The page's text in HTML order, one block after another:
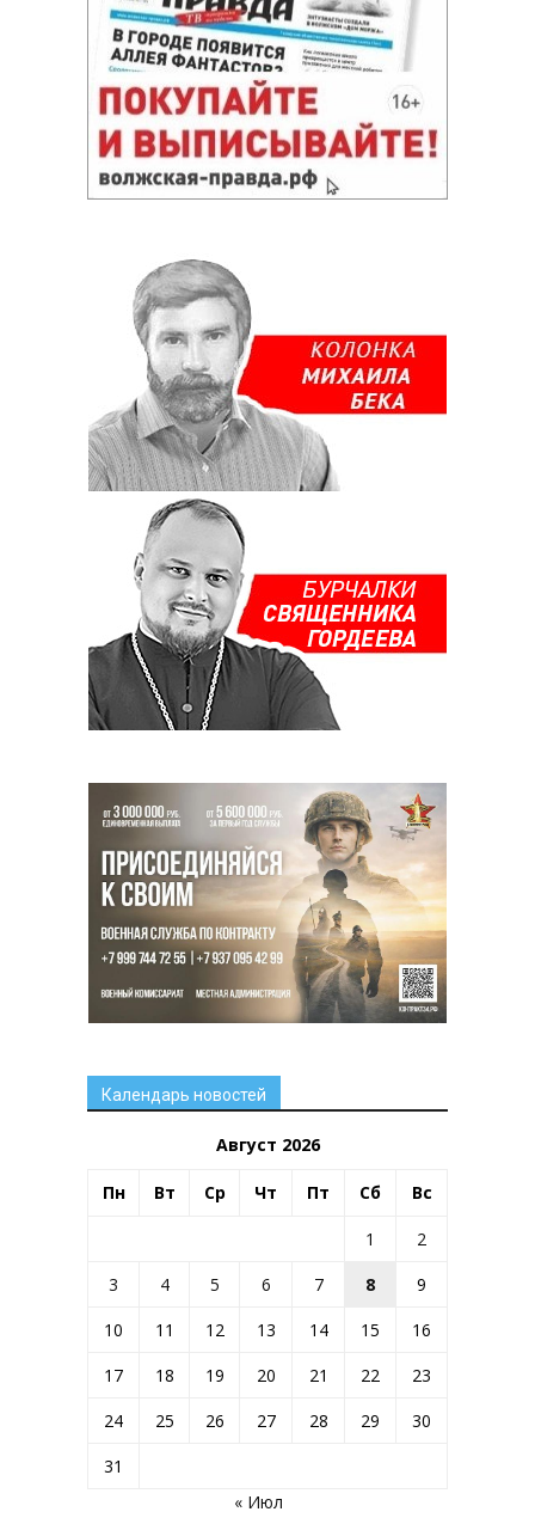
Календарь новостей
Август 2026
Пн Вт Ср Чт Пт Сб Вс
1
2
3
4 5 6 7 8
9
10
11 12 13 14 15
16
17
18 19 20 21 22
23
24
25 26 27 28 29
30
31
« Июл